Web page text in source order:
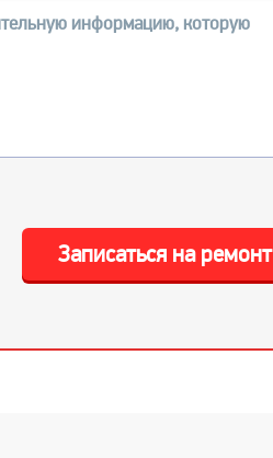
Записаться на ремонт